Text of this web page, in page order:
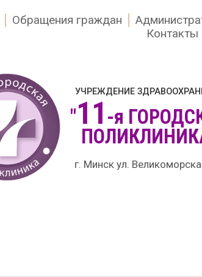
Обращения граждан
Контакты
УЧРЕЖДЕНИЕ
"11 -я
г. Минск ул.